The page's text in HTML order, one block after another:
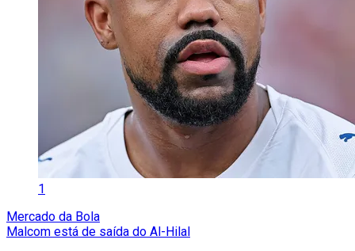
1
Mercado da Bola
Malcom está de saída do Al-Hilal